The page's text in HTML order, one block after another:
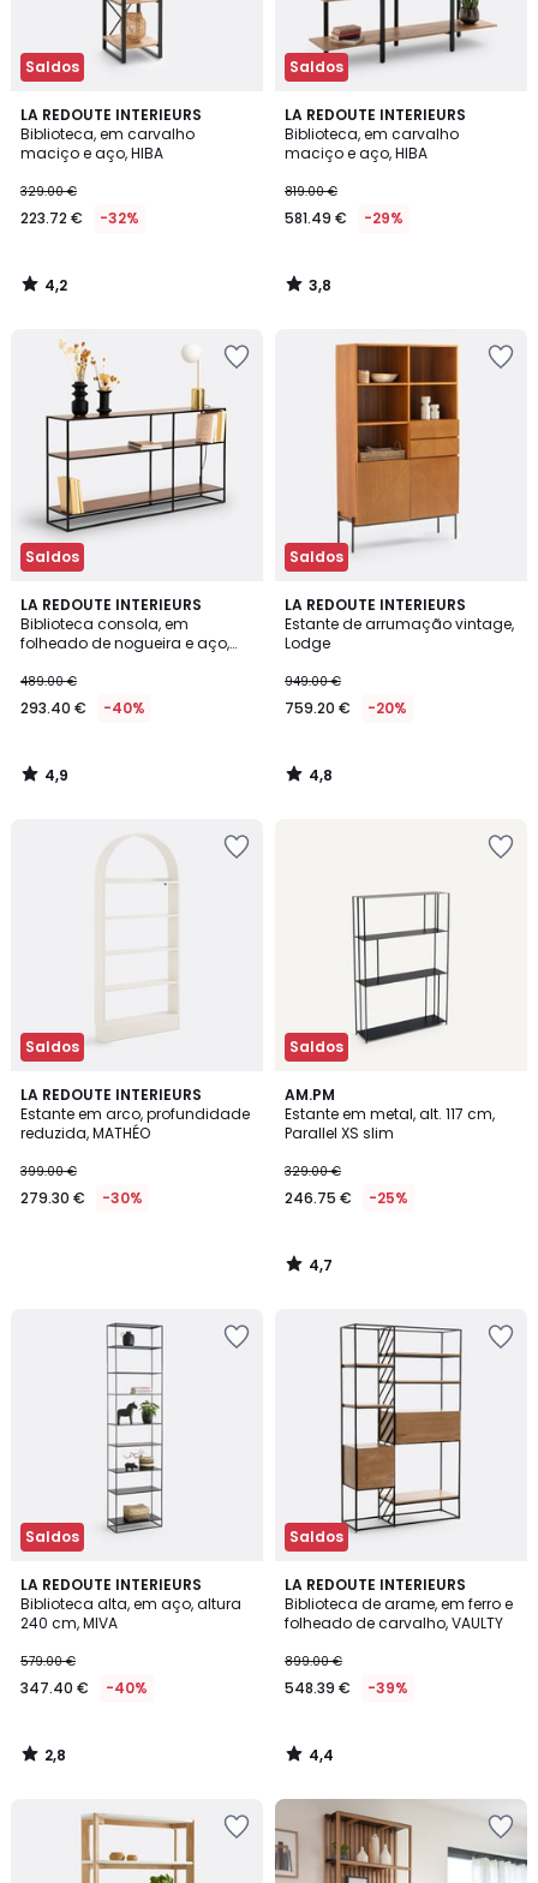
Saldos
LA REDOUTE INTERIEURS
Biblioteca, em carvalho
maciço e aço, HIBA
329.00 €
223.72 € -32%
4,2
/ 5
4,2
/
Saldos
LA REDOUTE INTERIEURS
Biblioteca, em carvalho
maciço e aço, HIBA
819.00 €
581.49 € -29%
3,8
/ 5
3,8
/
Saldos
LA REDOUTE INTERIEURS
Biblioteca consola, em
folheado de nogueira e aço,
489.00 €
293.40 € -40%
4,9
/ 5
4,9
/
Saldos
LA REDOUTE INTERIEURS
Estante de arrumação vintage,
Lodge
949.00 €
759.20 € -20%
4,8
/ 5
4,8
/
Saldos
LA REDOUTE INTERIEURS
Estante em arco, profundidade
reduzida, MATHÉO
399.00 €
279.30 € -30%
Saldos
AM.PM
Estante em metal, alt. 117 cm,
Parallel XS slim
329.00 €
246.75 € -25%
4,7
/ 5
4,7
/
Saldos
LA REDOUTE INTERIEURS
Biblioteca alta, em aço, altura
240 cm, MIVA
579.00 €
347.40 € -40%
2,8
/ 5
2,8
/
Saldos
LA REDOUTE INTERIEURS
Biblioteca de arame, em ferro e
folheado de carvalho, VAULTY
899.00 €
548.39 € -39%
4,4
/ 5
4,4
/